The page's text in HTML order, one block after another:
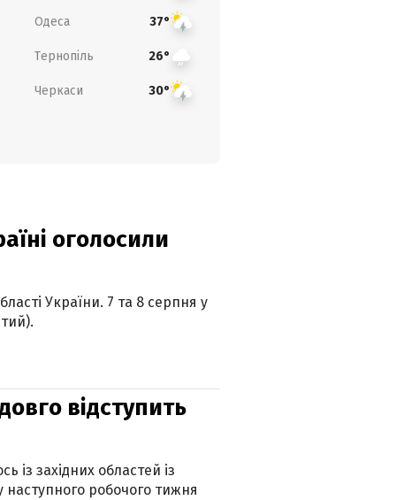
Одеса 37°
Тернопіль 26°
Черкаси 30°
оголосили
України. 7 та 8 серпня у
відступить
із західних областей із
робочого тижня